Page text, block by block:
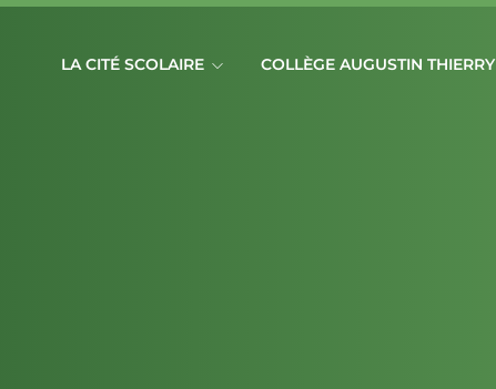
LA CITÉ SCOLAIRE COLLÈGE AUGUSTIN THIERRY